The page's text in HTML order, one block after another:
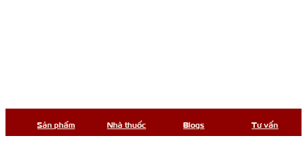
Sản phẩm Nhà thuốc Blogs Tư vấn